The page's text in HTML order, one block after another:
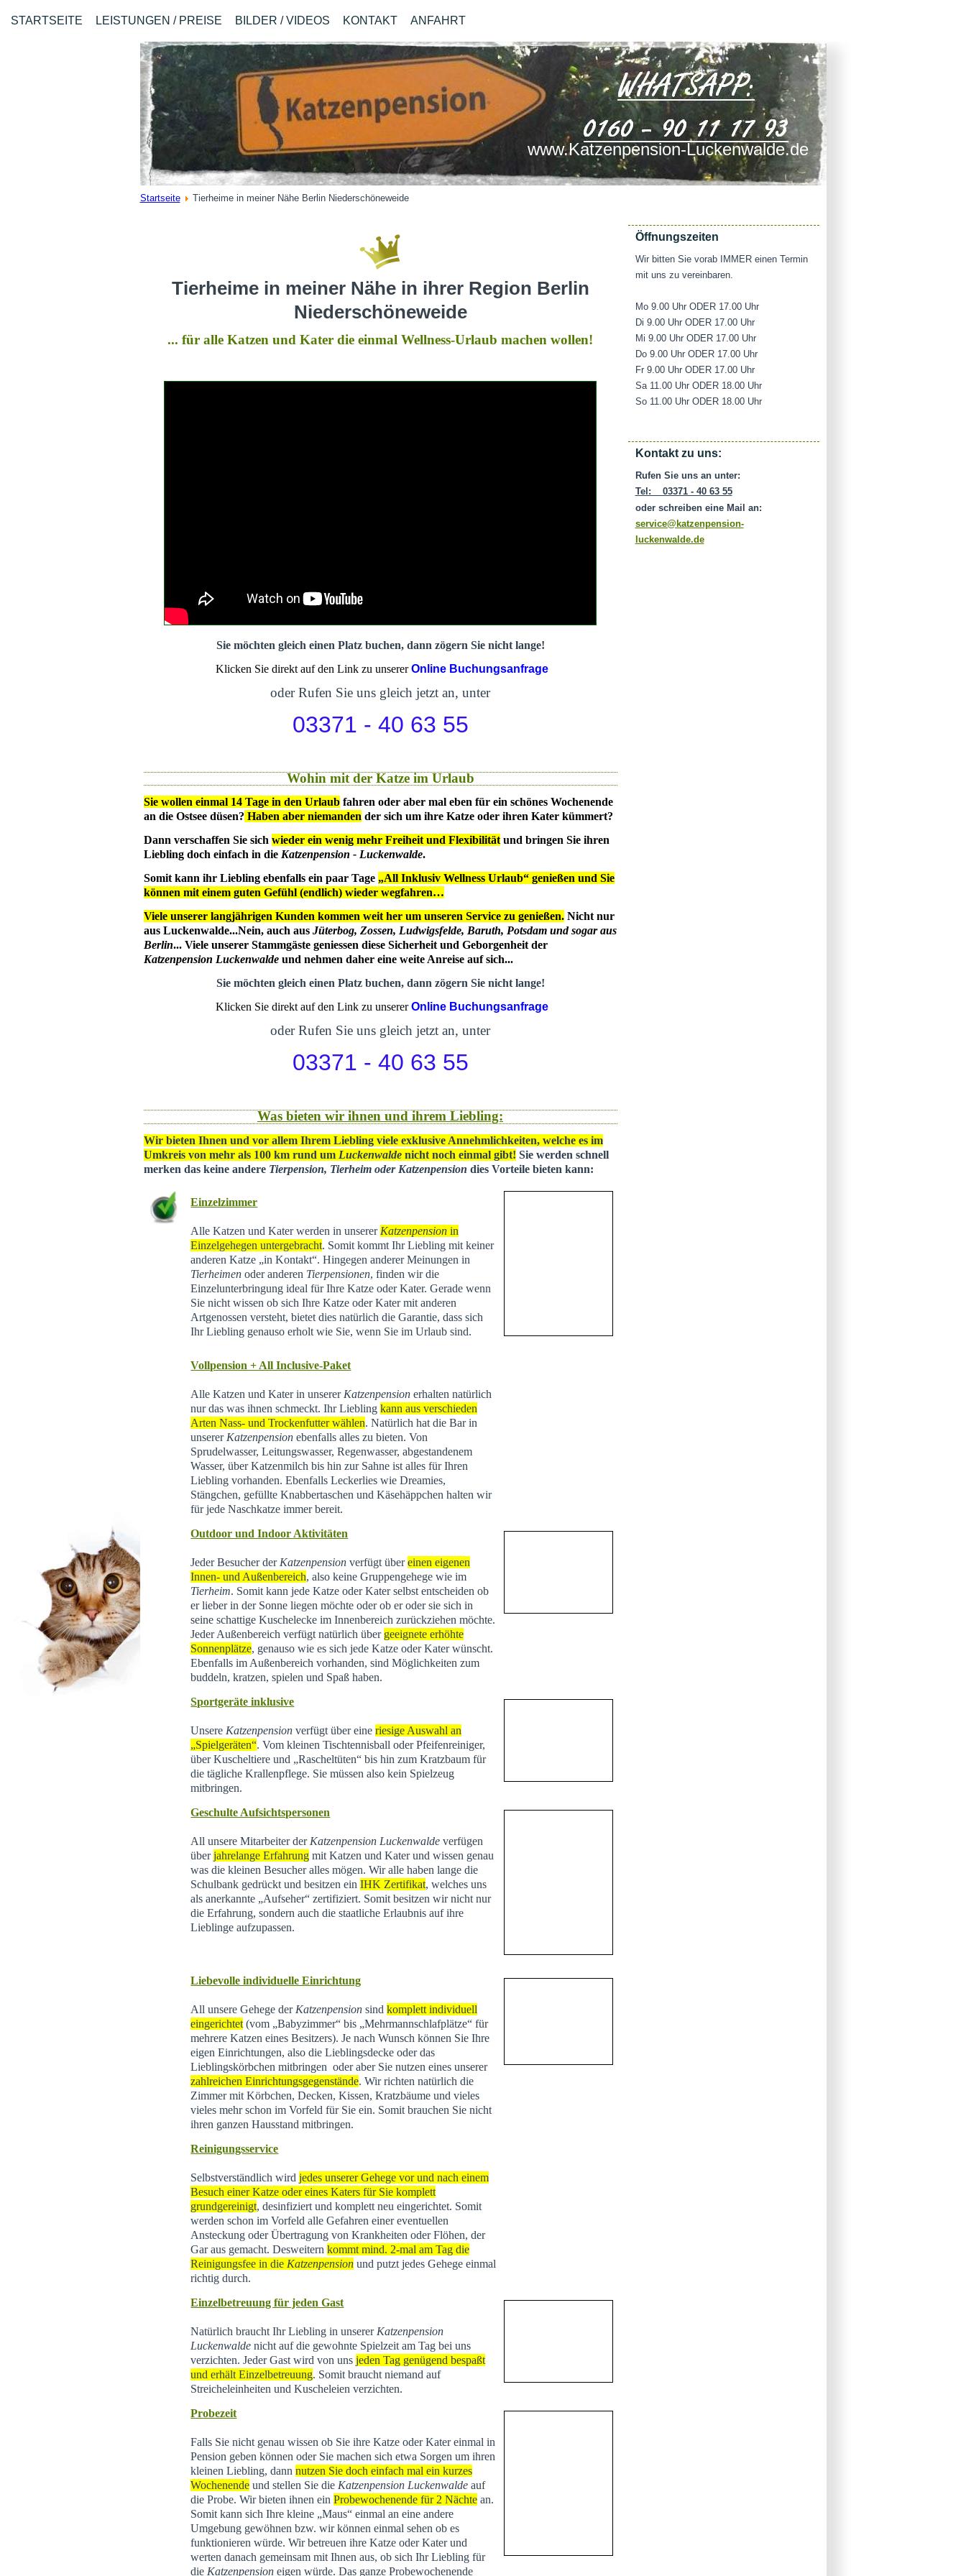
STARTSEITE LEISTUNGEN / PREISE BILDER / VIDEOS KONTAKT ANFAHRT
www.Katzenpension-Luckenwalde.de
Startseite Tierheime in meiner Nähe Berlin Niederschöneweide
Tierheime in meiner Nähe in ihrer Region Berlin
Niederschöneweide
... für alle Katzen und Kater die einmal Wellness-Urlaub machen wollen!
Sie möchten gleich einen Platz buchen, dann zögern Sie nicht lange!
Klicken Sie direkt auf den Link zu unsererOnline Buchungsanfrage
oder Rufen Sie uns gleich jetzt an, unter
03371 - 40 63 55
Wohin mit der Katze im Urlaub
Sie wollen einmal 14 Tage in den Urlaubfahren oder aber mal eben für ein schönes Wochenende
an die Ostsee düsen? Haben aber niemanden der sich um ihre Katze oder ihren Kater kümmert?
Dann verschaffen Sie sich wieder ein wenig mehr Freiheit und Flexibilitätund bringen Sie ihren
Liebling doch einfach in die Katzenpension - Luckenwalde.
Somit kann ihr Liebling ebenfalls ein paar Tage „All Inklusiv Wellness Urlaub“ genießen und Sie
können mit einem guten Gefühl (endlich) wieder wegfahren…
Viele unserer langjährigen Kunden kommen weit her um unseren Service zu genießen.Nicht nur
aus Luckenwalde...Nein, auch aus Jüterbog, Zossen, Ludwigsfelde, Baruth, Potsdam und sogar aus
Berlin... Viele unserer Stammgäste geniessen diese Sicherheit und Geborgenheit der
Katzenpension Luckenwaldeund nehmen daher eine weite Anreise auf sich...
Sie möchten gleich einen Platz buchen, dann zögern Sie nicht lange!
Klicken Sie direkt auf den Link zu unsererOnline Buchungsanfrage
oder Rufen Sie uns gleich jetzt an, unter
03371 - 40 63 55
Was bieten wir ihnen und ihrem Liebling:
Wir bieten Ihnen und vor allem Ihrem Liebling viele exklusive Annehmlichkeiten, welche es im
Umkreis von mehr als 100 km rund um Luckenwaldenicht noch einmal gibt! Sie werden schnell
merken das keine andere Tierpension, Tierheim oder Katzenpension dies Vorteile bieten kann:
Einzelzimmer
Alle Katzen und Kater werden in unserer Katzenpension in
Einzelgehegen untergebracht. Somit kommt Ihr Liebling mit keiner
anderen Katze „in Kontakt“. Hingegen anderer Meinungen in
Tierheimen oder anderen Tierpensionen, finden wir die
Einzelunterbringung ideal für Ihre Katze oder Kater. Gerade wenn
Sie nicht wissen ob sich Ihre Katze oder Kater mit anderen
Artgenossen versteht, bietet dies natürlich die Garantie, dass sich
Ihr Liebling genauso erholt wie Sie, wenn Sie im Urlaub sind.
Vollpension + All Inclusive-Paket
Alle Katzen und Kater in unserer Katzenpension erhalten natürlich
nur das was ihnen schmeckt. Ihr Lieblingkann aus verschieden
Arten Nass- und Trockenfutter wählen. Natürlich hat die Bar in
unserer Katzenpension ebenfalls alles zu bieten. Von
Sprudelwasser, Leitungswasser, Regenwasser, abgestandenem
Wasser, über Katzenmilch bis hin zur Sahne ist alles für Ihren
Liebling vorhanden. Ebenfalls Leckerlies wie Dreamies,
Stängchen, gefüllte Knabbertaschen und Käsehäppchen halten wir
für jede Naschkatze immer bereit.
Outdoor und Indoor Aktivitäten
Jeder Besucher der Katzenpension verfügt übereinen eigenen
Innen- und Außenbereich, also keine Gruppengehege wie im
Tierheim. Somit kann jede Katze oder Kater selbst entscheiden ob
er lieber in der Sonne liegen möchte oder ob er oder sie sich in
seine schattige Kuschelecke im Innenbereich zurückziehen möchte.
Jeder Außenbereich verfügt natürlich über geeignete erhöhte
Sonnenplätze, genauso wie es sich jede Katze oder Kater wünscht.
Ebenfalls im Außenbereich vorhanden, sind Möglichkeiten zum
buddeln, kratzen, spielen und Spaß haben.
Sportgeräte inklusive
Unsere Katzenpension verfügt über eineriesige Auswahl an
„Spielgeräten“. Vom kleinen Tischtennisball oder Pfeifenreiniger,
über Kuscheltiere und „Rascheltüten“ bis hin zum Kratzbaum für
die tägliche Krallenpflege. Sie müssen also kein Spielzeug
mitbringen.
Geschulte Aufsichtspersonen
All unsere Mitarbeiter der Katzenpension Luckenwalde verfügen
überjahrelange Erfahrung mit Katzen und Kater und wissen genau
was die kleinen Besucher alles mögen. Wir alle haben lange die
Schulbank gedrückt und besitzen einIHK Zertifikat, welches uns
als anerkannte „Aufseher“ zertifiziert. Somit besitzen wir nicht nur
die Erfahrung, sondern auch die staatliche Erlaubnis auf ihre
Lieblinge aufzupassen.
Liebevolle individuelle Einrichtung
All unsere Gehege der Katzenpension sindkomplett individuell
eingerichtet (vom „Babyzimmer“ bis „Mehrmannschlafplätze“ für
mehrere Katzen eines Besitzers). Je nach Wunsch können Sie Ihre
eigen Einrichtungen, also die Lieblingsdecke oder das
Lieblingskörbchen mitbringen oder aber Sie nutzen eines unserer
zahlreichen Einrichtungsgegenstände. Wir richten natürlich die
Zimmer mit Körbchen, Decken, Kissen, Kratzbäume und vieles
vieles mehr schon im Vorfeld für Sie ein. Somit brauchen Sie nicht
ihren ganzen Hausstand mitbringen.
Reinigungsservice
Selbstverständlich wirdjedes unserer Gehege vor und nach einem
Besuch einer Katze oder eines Katers für Sie komplett
grundgereinigt, desinfiziert und komplett neu eingerichtet. Somit
werden schon im Vorfeld alle Gefahren einer eventuellen
Ansteckung oder Übertragung von Krankheiten oder Flöhen, der
Gar aus gemacht. Desweiternkommt mind. 2-mal am Tag die
Reinigungsfee in die Katzenpension und putzt jedes Gehege einmal
richtig durch.
Einzelbetreuung für jeden Gast
Natürlich braucht Ihr Liebling in unserer Katzenpension
Luckenwalde nicht auf die gewohnte Spielzeit am Tag bei uns
verzichten. Jeder Gast wird von unsjeden Tag genügend bespaßt
und erhält Einzelbetreuung. Somit braucht niemand auf
Streicheleinheiten und Kuscheleien verzichten.
Probezeit
Falls Sie nicht genau wissen ob Sie ihre Katze oder Kater einmal in
Pension geben können oder Sie machen sich etwa Sorgen um ihren
kleinen Liebling, dannnutzen Sie doch einfach mal ein kurzes
Wochenende und stellen Sie die Katzenpension Luckenwalde auf
die Probe. Wir bieten ihnen einProbewochenende für 2 Nächte an.
Somit kann sich Ihre kleine „Maus“ einmal an eine andere
Umgebung gewöhnen bzw. wir können einmal sehen ob es
funktionieren würde. Wir betreuen ihre Katze oder Kater und
werten danach gemeinsam mit Ihnen aus, ob sich Ihr Liebling für
die Katzenpension eigen würde. Das ganze Probewochenende
Öffnungszeiten
Wir bitten Sie vorab IMMER einen Termin
mit uns zu vereinbaren.
Mo 9.00 Uhr ODER 17.00 Uhr
Di 9.00 Uhr ODER 17.00 Uhr
Mi 9.00 Uhr ODER 17.00 Uhr
Do 9.00 Uhr ODER 17.00 Uhr
Fr 9.00 Uhr ODER 17.00 Uhr
Sa 11.00 Uhr ODER 18.00 Uhr
So 11.00 Uhr ODER 18.00 Uhr
Kontakt zu uns:
Rufen Sie uns an unter:
Tel: 03371 - 40 63 55
oder schreiben eine Mail an:
service@katzenpension-
luckenwalde.de